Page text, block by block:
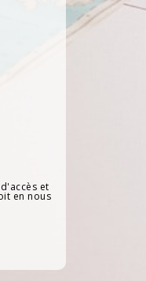
et
en nous